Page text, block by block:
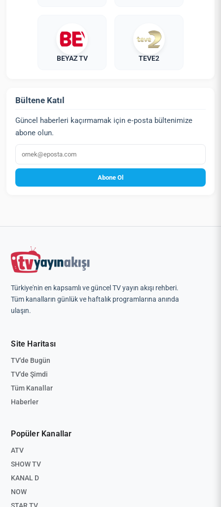
BEYAZ TV TEVE2
Bültene Katıl
Güncel haberleri kaçırmamak için e‑posta bültenimize
abone olun.
E‑posta
Abone Ol
Türkiye'nin en kapsamlı ve güncel TV yayın akışı rehberi.
Tüm kanalların günlük ve haftalık programlarına anında
ulaşın.
Site Haritası
TV'de Bugün
TV'de Şimdi
Tüm Kanallar
Haberler
Popüler Kanallar
ATV
SHOW TV
KANAL D
NOW